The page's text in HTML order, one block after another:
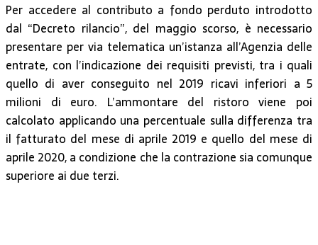
Per accedere al contributo a fondo perduto introdotto
dal “Decreto rilancio”, del maggio scorso, è necessario
presentare per via telematica un’istanza all’Agenzia delle
entrate, con l’indicazione dei requisiti previsti, tra i quali
quello di aver conseguito nel 2019 ricavi inferiori a 5
milioni di euro. L’ammontare del ristoro viene poi
calcolato applicando una percentuale sulla differenza tra
il fatturato del mese di aprile 2019 e quello del mese di
aprile 2020, a condizione che la contrazione sia comunque
superiore ai due terzi.